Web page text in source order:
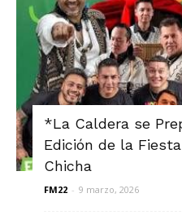
*La Caldera se
Edición de la
Chicha
FM22 - 9 marzo, 2026